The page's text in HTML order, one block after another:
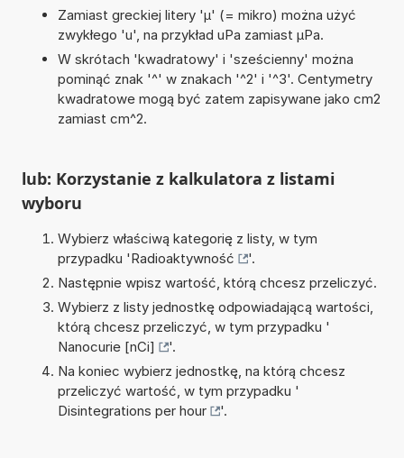
Zamiast greckiej litery 'µ' (= mikro) można użyć
zwykłego 'u', na przykład uPa zamiast µPa.
W skrótach 'kwadratowy' i 'sześcienny' można
pominąć znak '^' w znakach '^2' i '^3'. Centymetry
kwadratowe mogą być zatem zapisywane jako cm2
zamiast cm^2.
lub: Korzystanie z kalkulatora z listami
wyboru
Wybierz właściwą kategorię z listy, w tym
przypadku 'Radioaktywność
'.
Następnie wpisz wartość, którą chcesz przeliczyć.
Wybierz z listy jednostkę odpowiadającą wartości,
którą chcesz przeliczyć, w tym przypadku '
Nanocurie [nCi]
'.
Na koniec wybierz jednostkę, na którą chcesz
przeliczyć wartość, w tym przypadku '
Disintegrations per hour
'.